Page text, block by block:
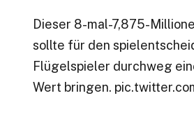
Dieser 8-mal-7,875-
sollte für den
Flügelspieler durchweg
Wert bringen.